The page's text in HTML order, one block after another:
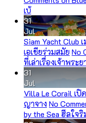
เบ้
31
Jul
Siam Yacht Club
เอเชียร่วมสมัยNo
ที่เล่าเรื่องเจ้าพระ
31
Jul
Villa Le Corail เปิ
ญาจางNo
by the Sea ฮีลใจ